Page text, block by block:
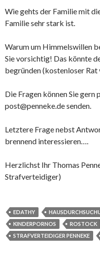
Wie gehts der Familie mit
Familie sehr stark ist.
Warum um Himmelswillen
Sie vorsichtig! Das könnte
begründen (kostenloser Rat
Die Fragen können Sie
post@penneke.de senden.
Letztere Frage nebst
brennend interessieren….
Herzlichst Ihr Thomas
Strafverteidiger)
EDATHY
KINDERPORNOS
ROSTOCK
STRAFVERTEIDIGER PENNEKE